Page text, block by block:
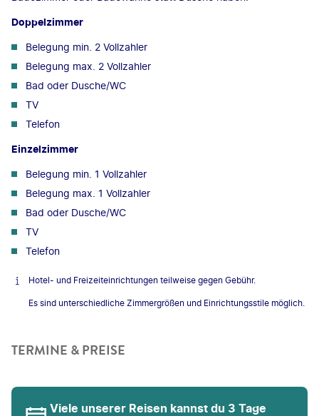
Doppelzimmer
Belegung min. 2 Vollzahler
Belegung max. 2 Vollzahler
Bad oder Dusche/WC
TV
Telefon
Einzelzimmer
Belegung min. 1 Vollzahler
Belegung max. 1 Vollzahler
Bad oder Dusche/WC
TV
Telefon
Hotel- und Freizeiteinrichtungen teilweise gegen Gebühr.
Es sind unterschiedliche Zimmergrößen und Einrichtungsstile möglich.
TERMINE & PREISE
Viele unserer Reisen kannst du 3 Tage